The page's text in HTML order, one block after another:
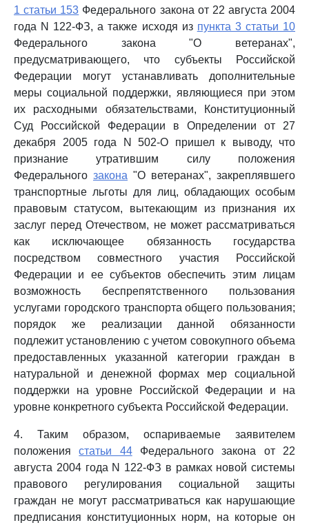
1 статьи 153 Федерального закона от 22 августа 2004
года N 122-ФЗ, а также исходя из пункта 3 статьи 10
Федерального закона "О ветеранах",
предусматривающего, что субъекты Российской
Федерации могут устанавливать дополнительные
меры социальной поддержки, являющиеся при этом
их расходными обязательствами, Конституционный
Суд Российской Федерации в Определении от 27
декабря 2005 года N 502-О пришел к выводу, что
признание утратившим силу положения
Федерального закона "О ветеранах", закреплявшего
транспортные льготы для лиц, обладающих особым
правовым статусом, вытекающим из признания их
заслуг перед Отечеством, не может рассматриваться
как исключающее обязанность государства
посредством совместного участия Российской
Федерации и ее субъектов обеспечить этим лицам
возможность беспрепятственного пользования
услугами городского транспорта общего пользования;
порядок же реализации данной обязанности
подлежит установлению с учетом совокупного объема
предоставленных указанной категории граждан в
натуральной и денежной формах мер социальной
поддержки на уровне Российской Федерации и на
уровне конкретного субъекта Российской Федерации.
4. Таким образом, оспариваемые заявителем
положениястатьи 44Федерального закона от 22
августа 2004 года N 122-ФЗ в рамках новой системы
правового регулирования социальной защиты
граждан не могут рассматриваться как нарушающие
предписания конституционных норм, на которые он